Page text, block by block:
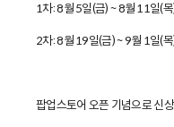
1차: 8월 5일(금) ~ 8월 11일(
2차: 8월 19일(금) ~ 9월 1일(
팝업스토어 오픈 기념으로 신